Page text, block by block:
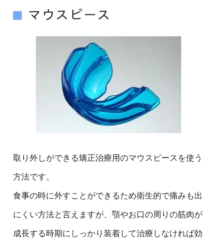
マウスピース
取り外しができる矯正治療用のマウスピースを使う
方法です。
食事の時に外すことができるため衛生的で痛みも出
にくい方法と言えますが、顎やお口の周りの筋肉が
成長する時期にしっかり装着して治療しなければ効